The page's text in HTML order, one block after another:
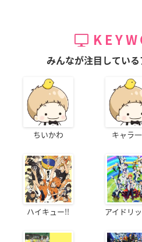
みんなが注目してい
ちいかわ キャラ
ハイキュー!! アイドリ